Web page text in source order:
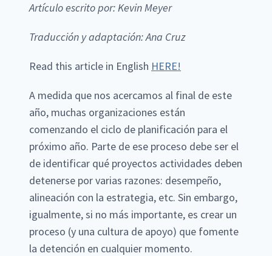
Artículo escrito por: Kevin Meyer
Traducción y adaptación: Ana Cruz
Read this article in English HERE!
A medida que nos acercamos al final de este
año, muchas organizaciones están
comenzando el ciclo de planificación para el
próximo año. Parte de ese proceso debe ser el
de identificar qué proyectos actividades deben
detenerse por varias razones: desempeño,
alineación con la estrategia, etc. Sin embargo,
igualmente, si no más importante, es crear un
proceso (y una cultura de apoyo) que fomente
la detención en cualquier momento.